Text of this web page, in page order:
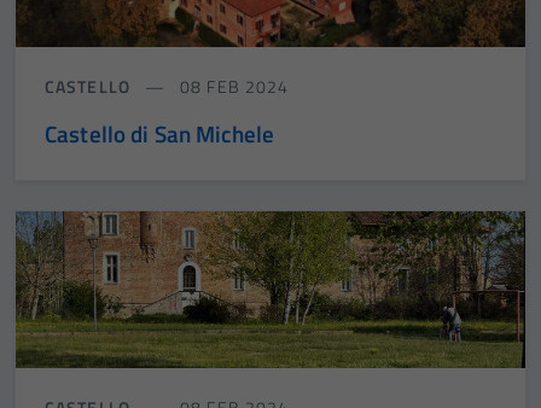
CASTELLO 08 FEB 2024
Castello di San Michele